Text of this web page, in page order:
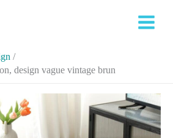
design vague vintage brun